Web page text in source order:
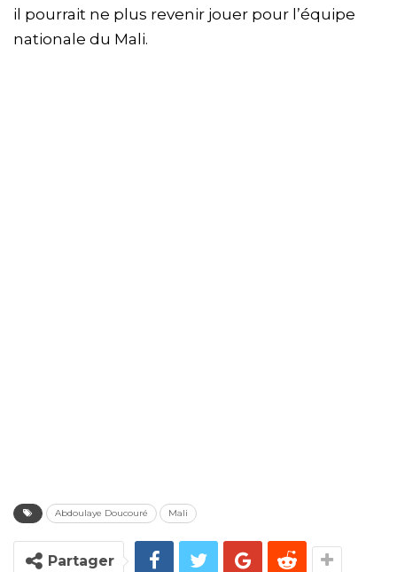
il pourrait ne plus revenir jouer pour l’équipe
nationale du Mali.
Abdoulaye Doucouré Mali
Partager